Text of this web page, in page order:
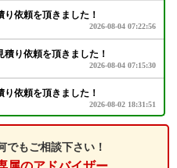
でもご相談下さい！